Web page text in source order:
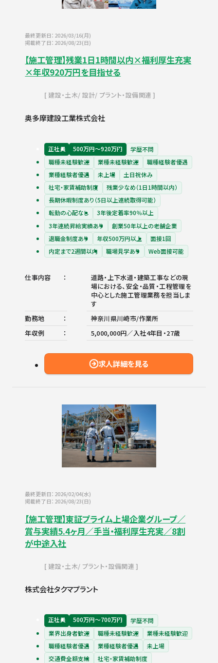
最終更新日：2026/03/16(月)
掲載終了日：2026/08/23(日)
【施工管理】残業1日1時間以内×福利厚生充実
×年収920万円を目指せる
建設・土木 設計 プラント・設備関連
奥多摩建設工業株式会社
正社員 500万円〜920万円
学歴不問
職種未経験歓迎
業種未経験歓迎
職種経験者優遇
業種経験者優遇
未上場
土日祝休み
社宅・家賃補助制度
残業少なめ（1日1時間以内）
長期休暇制度あり（5日以上連続取得可能）
転勤の心配なし
3年後定着率90％以上
3年連続昇給実績あり
創業50年以上の老舗企業
退職金制度あり
年収500万円以上
面接1回
内定まで2週間以内
職場見学あり Web面接可能
仕事内容
道路・上下水道・建築工事などの現
場における、安全・品質・工程管理を
中心とした施工管理業務を担当しま
す
勤務地
神奈川県川崎市/作業所
年収例
5,000,000円／入社4年目・27歳
求人詳細を見る
最終更新日：2026/02/04(水)
掲載終了日：2026/08/23(日)
【施工管理】東証プライム上場企業グループ／
賞与実績5.4ヶ月／手当・福利厚生充実／8割
が中途入社
建設・土木 プラント・設備関連
株式会社タクマプラント
正社員 500万円〜700万円
学歴不問
業界出身者歓迎
職種未経験歓迎
業種未経験歓迎
職種経験者優遇
業種経験者優遇
未上場
交通費全額支給
社宅・家賃補助制度